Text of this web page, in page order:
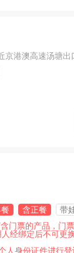
港澳高速汤塘出
含正餐 带
门票的产品，门
经绑定后不可更
人身份证件进行